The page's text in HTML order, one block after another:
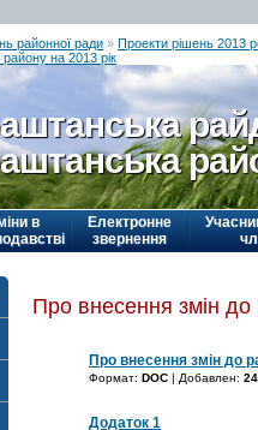
районної ради » Проекти рішень 2013
на 2013 рік
в
Електронне
звернення
Про внесення змін
Про внесення змін до
Формат: DOC | Добавлен:
Додаток 1